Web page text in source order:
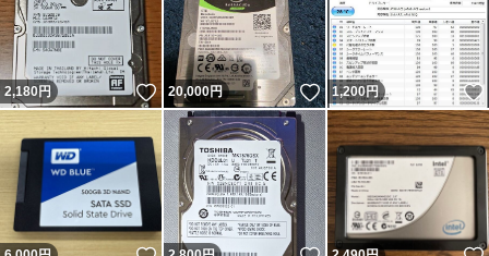
2,180円 いいね！
20,000円 いいね！
1,200円